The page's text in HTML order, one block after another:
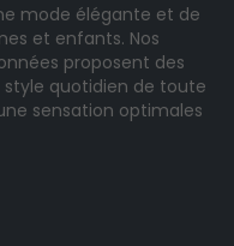
mode élégante et de
et enfants. Nos
proposent des
quotidien de toute
sensation optimales